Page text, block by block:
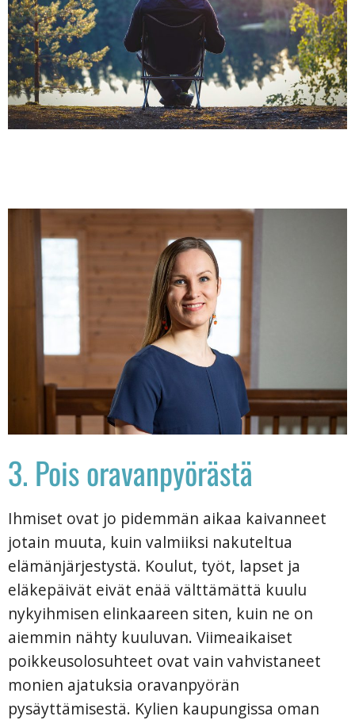
3. Pois oravanpyörästä
Ihmiset ovat jo pidemmän aikaa kaivanneet
jotain muuta, kuin valmiiksi nakuteltua
elämänjärjestystä. Koulut, työt, lapset ja
eläkepäivät eivät enää välttämättä kuulu
nykyihmisen elinkaareen siten, kuin ne on
aiemmin nähty kuuluvan. Viimeaikaiset
poikkeusolosuhteet ovat vain vahvistaneet
monien ajatuksia oravanpyörän
pysäyttämisestä. Kylien kaupungissa oman